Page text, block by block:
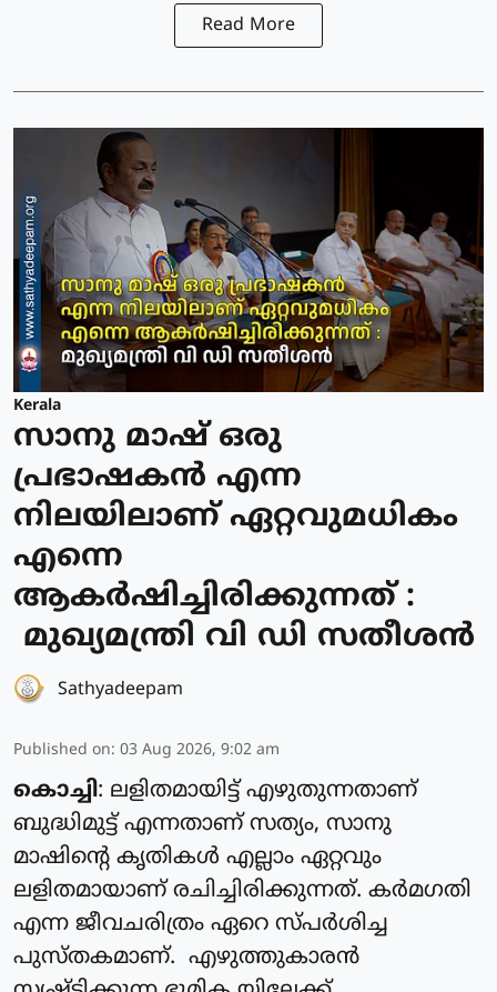
Read More
Kerala
സാനു മാഷ് ഒരു
പ്രഭാഷകൻ എന്ന
നിലയിലാണ് ഏറ്റവുമധികം
എന്നെ
ആകർഷിച്ചിരിക്കുന്നത് :
മുഖ്യമന്ത്രി വി ഡി സതീശൻ
Sathyadeepam
Published on: 03 Aug 2026, 9:02 am
കൊച്ചി: ലളിതമായിട്ട് എഴുതുന്നതാണ്
ബുദ്ധിമുട്ട് എന്നതാണ് സത്യം, സാനു
മാഷിന്റെ കൃതികൾ എല്ലാം ഏറ്റവും
ലളിതമായാണ് രചിച്ചിരിക്കുന്നത്. കർമഗതി
എന്ന ജീവചരിത്രം ഏറെ സ്പർശിച്ച
പുസ്തകമാണ്. എഴുത്തുകാരൻ